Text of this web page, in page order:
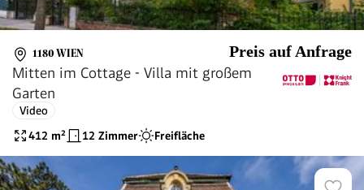
1180 WIEN Preis auf Anfrage
Mitten im Cottage - Villa mit großem
Garten
Video
412 m² 12 Zimmer Freifläche